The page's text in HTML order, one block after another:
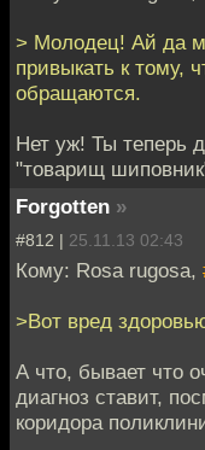
> Молодец! Ай да
привыкать к тому,
обращаются.
Нет уж! Ты теперь
"товарищ
Forgotten »
#812 | 25.11.13 02:43
Кому: Rosa rugosa,
>Вот вред
А что, бывает что
диагноз ставит,
коридора